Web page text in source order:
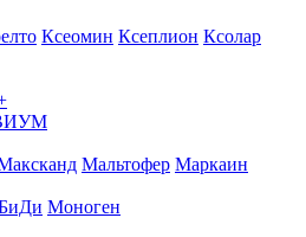
Ксеомин Ксеплион Ксолар
Мальтофер Маркаин
Моноген